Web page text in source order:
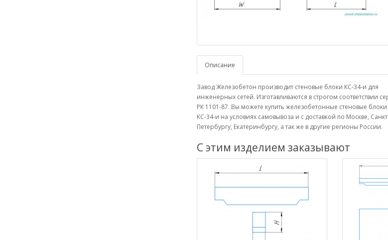
Описание
Завод Железобетон производит стеновые блоки КС-34-и для
инженерных сетей. Изготавливаются в строгом соответствии
РК 1101-87. Вы можете купить железобетонные стеновые блоки
КС-34-и на условиях самовывоза и с доставкой по Москве,
Петербургу, Екатеринбургу, а так же в другие регионы России.
С этим изделием заказывают